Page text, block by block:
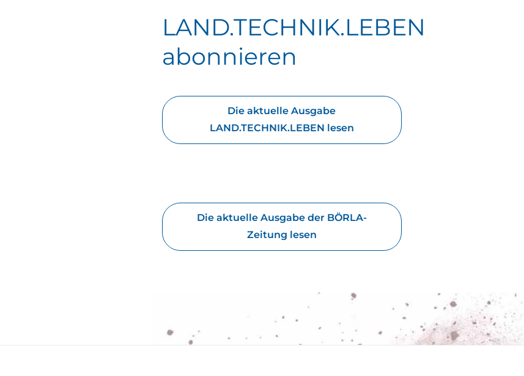
LAND.TECHNIK.LEBEN
abonnieren
Die aktuelle Ausgabe
LAND.TECHNIK.LEBEN lesen
Die aktuelle Ausgabe der BÖRLA-
Zeitung lesen